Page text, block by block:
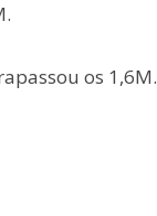
os 1,6M.